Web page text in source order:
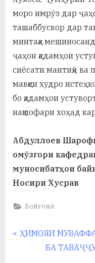
моро имрӯз дар
ташаббускор дар
минтақа
ҷаҳон қадамҳои
сиёсати мантиқӣ
мавқеи худро
бо қадамҳои
нақшофари хоҳад
Абдуллоев
омӯзгори
муносибатҳои
Носири Хусрав
Бойгонӣ
Навигация
P
ҲИМОЯИ
N
БА